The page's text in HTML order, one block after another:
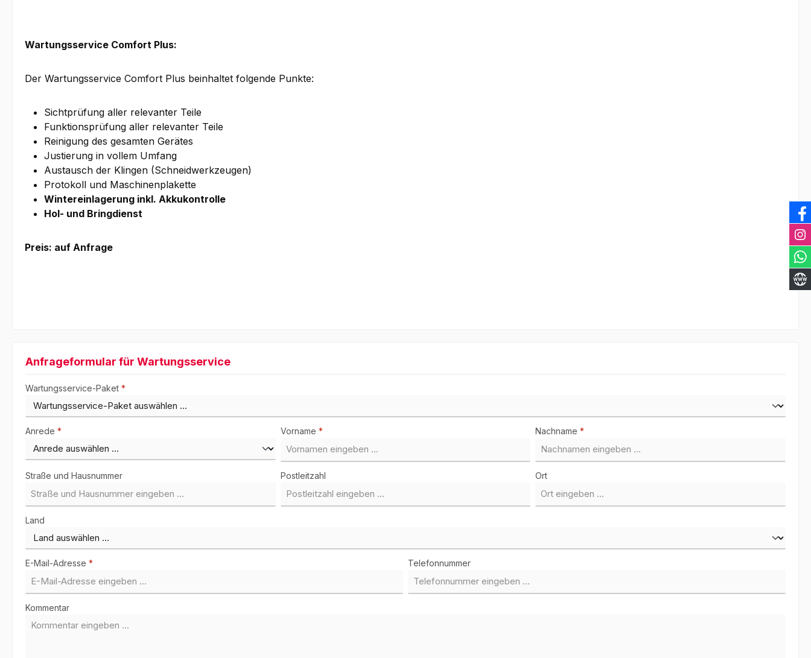
Wartungsservice Comfort Plus:
Der Wartungsservice Comfort Plus beinhaltet folgende Punkte:
Sichtprüfung aller relevanter Teile
Funktionsprüfung aller relevanter Teile
Reinigung des gesamten Gerätes
Justierung in vollem Umfang
Austausch der Klingen (Schneidwerkzeugen)
Protokoll und Maschinenplakette
Wintereinlagerung inkl. Akkukontrolle
Hol- und Bringdienst
Preis: auf Anfrage
Anfrageformular für Wartungsservice
Wartungsservice-Paket *
Anrede * Vorname * Nachname*
Straße und Hausnummer Postleitzahl Ort
Land
E-Mail-Adresse * Telefonnummer
Kommentar